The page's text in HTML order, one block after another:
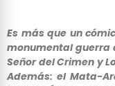
Es más que un
monumental guerra
Señor del Crimen y
Además: el Mata-